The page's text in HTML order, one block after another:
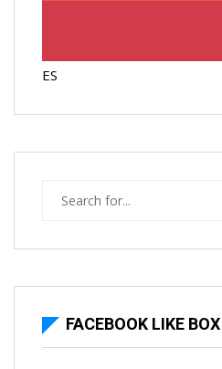
ES
FACEBOOK LIKE BOX